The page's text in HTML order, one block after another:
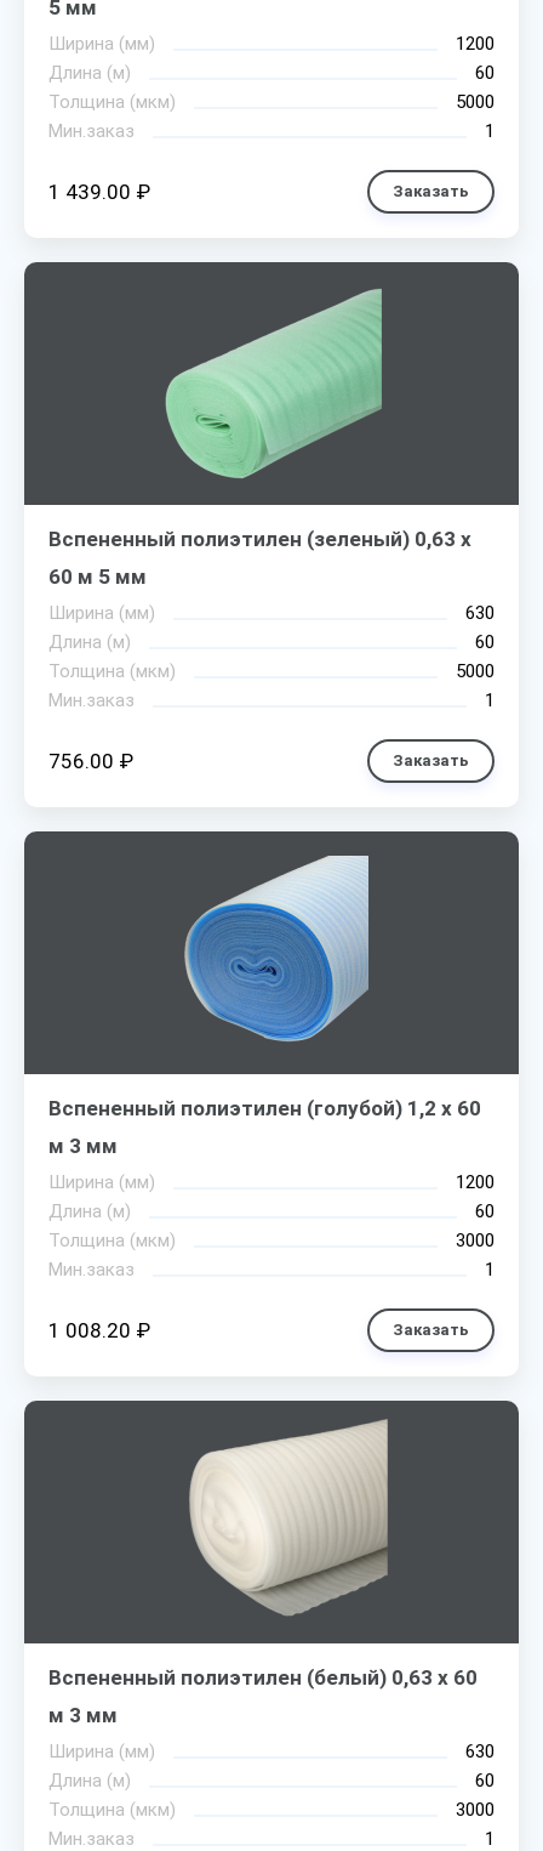
5 мм
Ширина (мм)
1200
Длина (м)
60
Толщина (мкм)
5000
Мин.заказ
1
1 439.00 ₽ Заказать
Вспененный полиэтилен (зеленый) 0,63 х
60 м 5 мм
Ширина (мм)
630
Длина (м)
60
Толщина (мкм)
5000
Мин.заказ
1
756.00 ₽ Заказать
Вспененный полиэтилен (голубой) 1,2 х 60
м 3 мм
Ширина (мм)
1200
Длина (м)
60
Толщина (мкм)
3000
Мин.заказ
1
1 008.20 ₽ Заказать
Вспененный полиэтилен (белый) 0,63 х 60
м 3 мм
Ширина (мм)
630
Длина (м)
60
Толщина (мкм)
3000
Мин.заказ
1